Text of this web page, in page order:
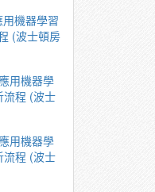
機器學習
(波⼠頓房
⽤機器學
流程 (波⼠
⽤機器學
流程 (波⼠